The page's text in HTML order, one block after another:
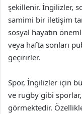
şekillenir. İngilizler,
samimi bir iletişim
sosyal hayatın
veya hafta sonları
geçirirler.
Spor, İngilizler için
ve rugby gibi
görmektedir.